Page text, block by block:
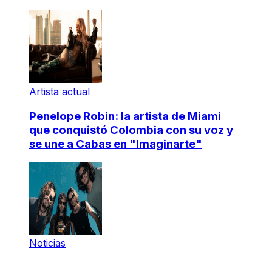
Artista actual
Penelope Robin: la artista de Miami
que conquistó Colombia con su voz y
se une a Cabas en "Imaginarte"
Noticias